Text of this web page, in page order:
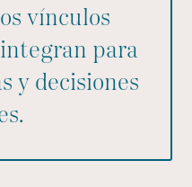
vínculos
para
y decisiones